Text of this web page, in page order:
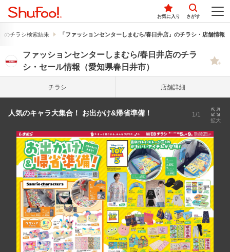
お気に入り さがす
のチラシ検索結果 「ファッションセンターしまむら/春日井店」のチラシ・店舗情報
ファッションセンターしまむら/春日井店のチラ
シ・セール情報（愛知県春日井市）
チラシ 店舗詳細
人気のキャラ大集合！ お出かけ&帰省準備！ 1/1
拡大